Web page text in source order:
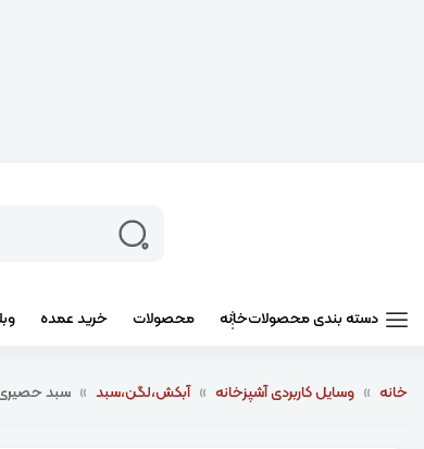
دسته بندی محصولاتخانه محصولات خرید عمده
خانه » وسایل کاربردی آشپزخانه » آبکش،لگن،سبد » سبد